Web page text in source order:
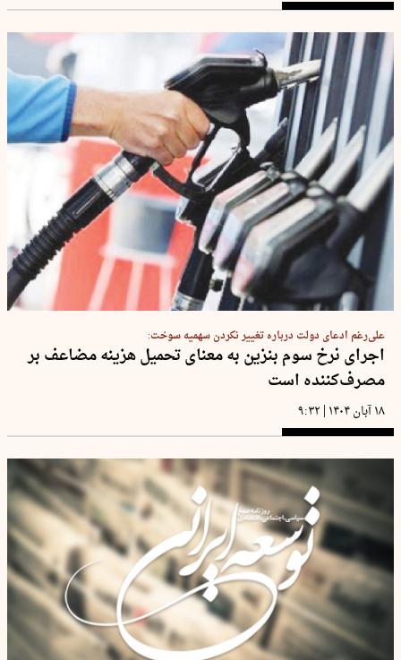
علی‌رغم ادعای دولت درباره تغییر نکردن سهمیه سوخت:
اجرای نرخ سوم بنزین به معنای تحمیل هزینه مضاعف بر
مصرف‌کننده است
۱۸ آبان ۱۴۰۴ | ۹:۳۲